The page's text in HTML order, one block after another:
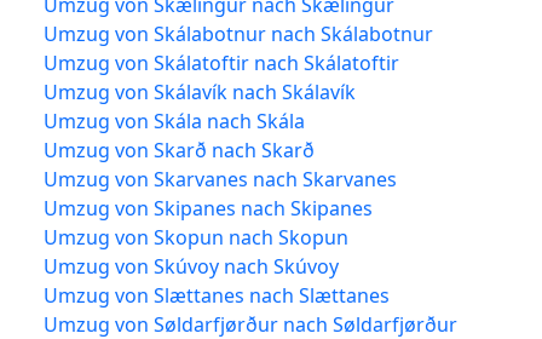
Umzug von Skálabotnur nach Skálabotnur
Umzug von Skálatoftir nach Skálatoftir
Umzug von Skálavík nach Skálavík
Umzug von Skála nach Skála
Umzug von Skarð nach Skarð
Umzug von Skarvanes nach Skarvanes
Umzug von Skipanes nach Skipanes
Umzug von Skopun nach Skopun
Umzug von Skúvoy nach Skúvoy
Umzug von Slættanes nach Slættanes
Umzug von Søldarfjørður nach Søldarfjørður